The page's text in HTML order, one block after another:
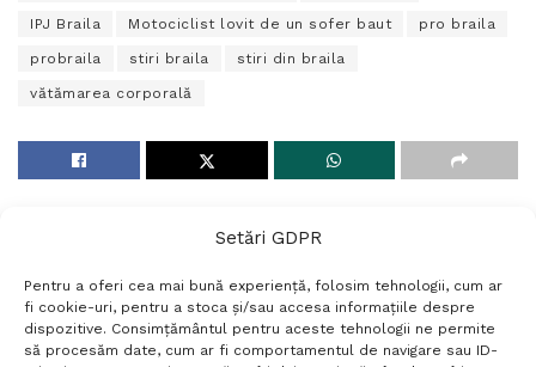
Setări GDPR
Pentru a oferi cea mai bună experiență, folosim tehnologii, cum ar
fi cookie-uri, pentru a stoca și/sau accesa informațiile despre
dispozitive. Consimțământul pentru aceste tehnologii ne permite
să procesăm date, cum ar fi comportamentul de navigare sau ID-
IPJ Braila Motociclist lovit de un sofer baut pro braila
probraila stiri braila stiri din braila
vătămarea corporală